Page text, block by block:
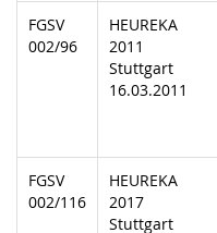
FGSV
002/96
HEUREKA
2011
Stuttgart
16.03.2011
FGSV
002/116
HEUREKA
2017
Stuttgart